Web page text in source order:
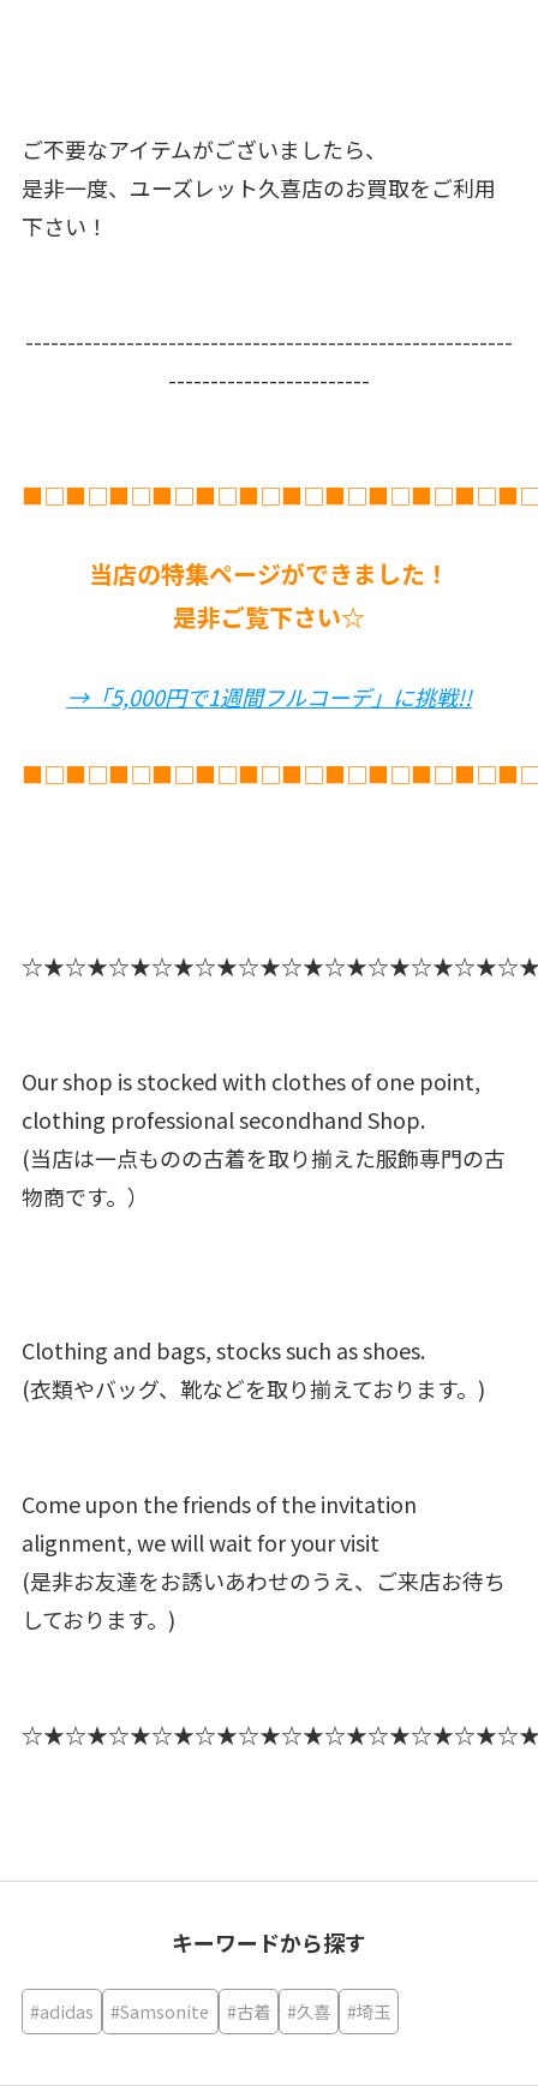
ご不要なアイテムがございましたら、
是非一度、ユーズレット久喜店のお買取をご利用
下さい！
----------------------------------------------------------
------------------------
当店の特集ページができました！
是非ご覧下さい☆
→「5,000円で1週間フルコーデ」に挑戦!!
Our shop is stocked with clothes of one point,
clothing professional secondhand Shop.
(当店は一点ものの古着を取り揃えた服飾専門の古
物商です。）
Clothing and bags, stocks such as shoes.
(衣類やバッグ、靴などを取り揃えております。)
Come upon the friends of the invitation
alignment, we will wait for your visit
(是非お友達をお誘いあわせのうえ、ご来店お待ち
しております。)
キーワードから探す
#adidas #Samsonite #古着 #久喜 #埼玉